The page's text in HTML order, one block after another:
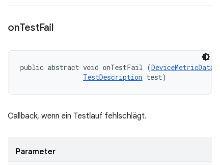
onTestFail
public abstract void onTestFail (DeviceMetricData
TestDescription test)
Callback, wenn ein Testlauf fehlschlägt.
Parameter